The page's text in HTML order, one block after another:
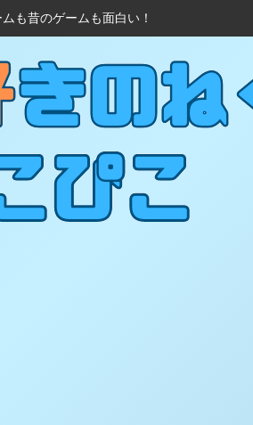
も昔のゲームも面白い！